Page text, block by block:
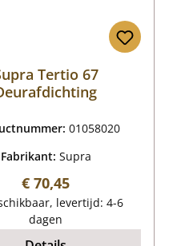
Tertio 67
01058020
Fabrikant: Supra
Normale prijs:
€ 70,45
levertijd: 4-6
dagen